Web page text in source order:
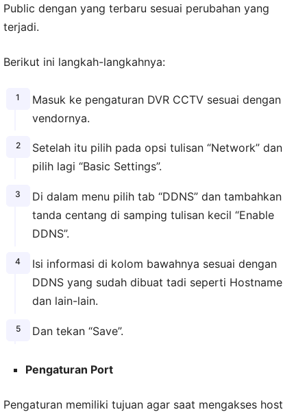
Public dengan yang terbaru sesuai perubahan yang
terjadi.
Berikut ini langkah-langkahnya:
Masuk ke pengaturan DVR CCTV sesuai dengan
vendornya.
Setelah itu pilih pada opsi tulisan “Network” dan
pilih lagi “Basic Settings”.
Di dalam menu pilih tab “DDNS” dan tambahkan
tanda centang di samping tulisan kecil “Enable
DDNS”.
Isi informasi di kolom bawahnya sesuai dengan
DDNS yang sudah dibuat tadi seperti Hostname
dan lain-lain.
Dan tekan “Save”.
Pengaturan Port
Pengaturan memiliki tujuan agar saat mengakses host